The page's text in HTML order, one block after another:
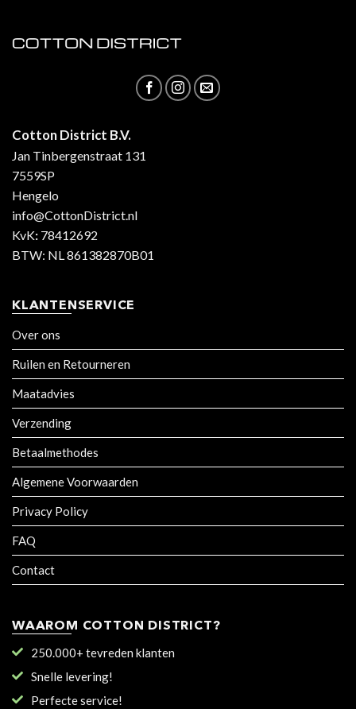
Cotton District B.V.
Jan Tinbergenstraat 131
7559SP
Hengelo
info@CottonDistrict.nl
KvK: 78412692
BTW: NL 861382870B01
KLANTENSERVICE
Over ons
Ruilen en Retourneren
Maatadvies
Verzending
Betaalmethodes
Algemene Voorwaarden
Privacy Policy
FAQ
Contact
WAAROM COTTON DISTRICT?
250.000+ tevreden klanten
Snelle levering!
Perfecte service!